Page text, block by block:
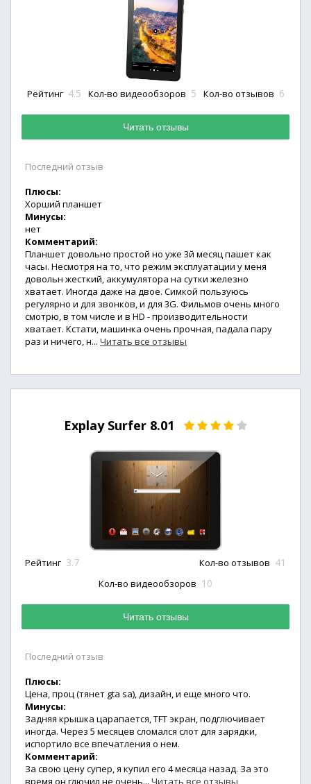
Рейтинг 4.5 Кол-во отзывов 6
Кол-во видеообзоров 5
Читать отзывы
Последний отзыв
Плюсы:
Хорший планшет
Минусы:
нет
Комментарий:
Планшет довольно простой но уже 3й месяц пашет как
часы. Несмотря на то, что режим эксплуатации у меня
довольн жесткий, аккумулятора на сутки железно
хватает. Иногда даже на двое. Симкой пользуюсь
регулярно и для звонков, и для 3G. Фильмов очень много
смотрю, в том числе и в HD - производительности
хватает. Кстати, машинка очень прочная, падала пару
раз и ничего, н... Читать все отзывы
Explay Surfer 8.01
Рейтинг 3.7 Кол-во отзывов 41
Кол-во видеообзоров 10
Читать отзывы
Последний отзыв
Плюсы:
Цена, проц (тянет gta sa), дизайн, и еще много что.
Минусы:
Задняя крышка царапается, TFT экран, подглючивает
иногда. Через 5 месяцев сломался слот для зарядки,
испортило все впечатления о нем.
Комментарий:
За свою цену супер, я купил его 4 месяца назад. За это
время он глючил не очень... Читать все отзывы